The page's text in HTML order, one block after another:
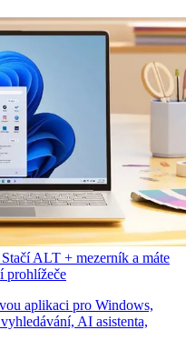
ALT + mezerník a máte
prohlížeče
aplikaci pro Windows,
AI asistenta,